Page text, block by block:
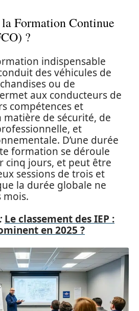
la Formation Continue
?
indispensable
des véhicules de
ou de
aux conducteurs de
compétences et
matière de sécurité, de
et
D’une durée
formation se déroule
cinq jours, et peut être
sessions de trois et
la durée globale ne
mois.
Le classement des IEP :
en 2025 ?